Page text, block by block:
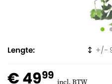
Lengte
€ 4999 incl. BTW